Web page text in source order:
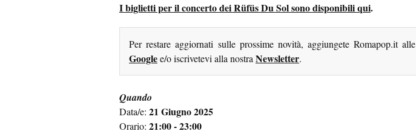
I biglietti per il concerto dei Rüfüs Du Sol sono disponibili qui.
Per restare aggiornati sulle prossime novità, aggiungete Romapop.it alle
Googlee/o iscrivetevi alla nostraNewsletter.
Quando
Data/e: 21 Giugno 2025
Orario: 21:00 - 23:00